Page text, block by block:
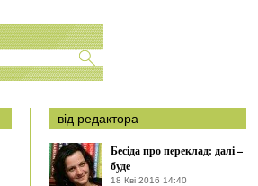
від редактора
Бесіда про переклад: далі –
буде
18 Кві 2016 14:40